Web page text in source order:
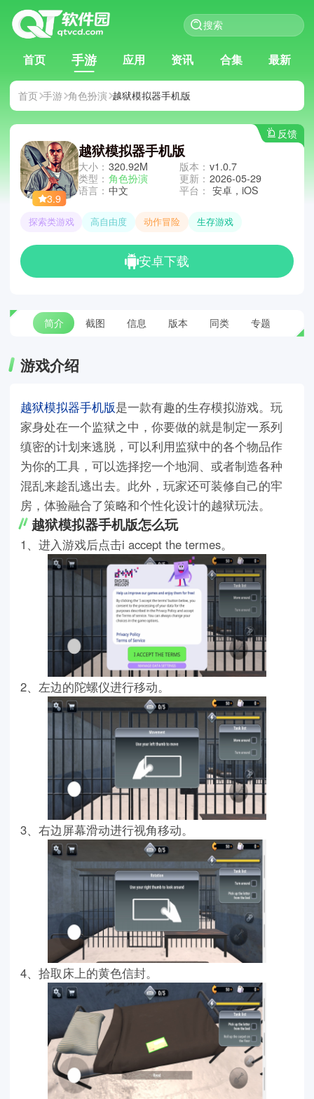
首页 手游 应用 资讯 合集 最新
首页 手游 角色扮演 越狱模拟器手机版
反馈
3.9
越狱模拟器手机版
大小： 320.92M
类型： 角色扮演
语言： 中文
版本： v1.0.7
更新： 2026-05-29
平台： 安卓，iOS
探索类游戏 高自由度 动作冒险 生存游戏
安卓下载
简介 截图 信息 版本 同类 专题
游戏介绍
越狱模拟器手机版是一款有趣的生存模拟游戏。玩
家身处在一个监狱之中，你要做的就是制定一系列
缜密的计划来逃脱，可以利用监狱中的各个物品作
为你的工具，可以选择挖一个地洞、或者制造各种
混乱来趁乱逃出去。此外，玩家还可装修自己的牢
房，体验融合了策略和个性化设计的越狱玩法。
越狱模拟器手机版怎么玩
1、进入游戏后点击i accept the termes。
2、左边的陀螺仪进行移动。
3、右边屏幕滑动进行视角移动。
4、拾取床上的黄色信封。